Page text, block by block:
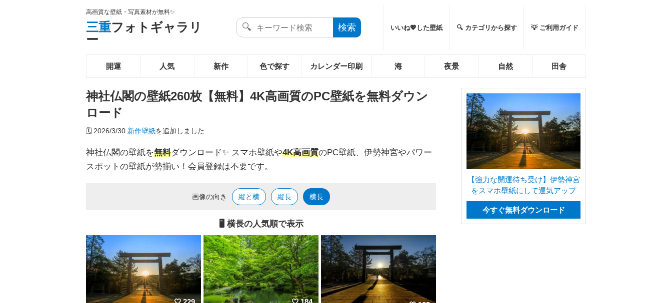
高画質な壁紙・写真素材が無料✨️
三重フォトギャラリ
ー
いいね💖した壁紙 🔍 カテゴリから探す 💡 ご利用ガイド
開運 人気 新作 色で探す カレンダー印刷 海 夜景 自然 田舎
神社仏閣の壁紙260枚【無料】4K高画質のPC壁紙を無料ダウン
ロード
🗓️ 2026/3/30 新作壁紙を追加しました
神社仏閣の壁紙を無料ダウンロード✨ スマホ壁紙や4K高画質のPC壁紙、伊勢神宮やパワー
スポットの壁紙が勢揃い！会員登録は不要です。
画像の向き 縦と横 縦長 横長
🖥️ 横長の人気順で表示
【強力な開運待ち受け】伊勢神宮
をスマホ壁紙にして運気アップ
今すぐ無料ダウンロード